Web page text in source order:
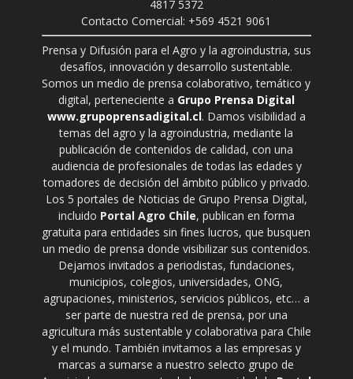
4817 5372
Contacto Comercial: +569 4521 9061
Prensa y Difusión para el Agro y la agroindustria, sus
desafíos, innovación y desarrollo sustentable.
Somos un medio de prensa colaborativo, temático y
digital, perteneciente a Grupo Prensa Digital
www.grupoprensadigital.cl. Damos visibilidad a
temas del agro y la agroindustria, mediante la
publicación de contenidos de calidad, con una
audiencia de profesionales de todas las edades y
tomadores de decisión del ámbito público y privado.
Los 5 portales de Noticias de Grupo Prensa Digital,
incluido Portal Agro Chile, publican en forma
gratuita para entidades sin fines lucros, que busquen
un medio de prensa donde visibilizar sus contenidos.
Dejamos invitados a periodistas, fundaciones,
municipios, colegios, universidades, ONG,
agrupaciones, ministerios, servicios públicos, etc… a
ser parte de nuestra red de prensa, por una
agricultura más sustentable y colaborativa para Chile
y el mundo. También invitamos a las empresas y
marcas a sumarse a nuestro selecto grupo de